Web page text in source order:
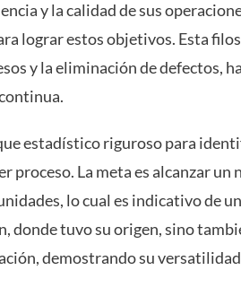
y la calidad de sus
lograr estos objetivos. Esta
y la eliminación de defectos,
estadístico riguroso para
proceso. La meta es alcanzar
lo cual es indicativo de
donde tuvo su origen, sino
demostrando su